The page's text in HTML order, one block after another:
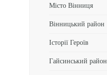
Місто Вінниця
Вінницький район
Історії Героїв
Гайсинський район